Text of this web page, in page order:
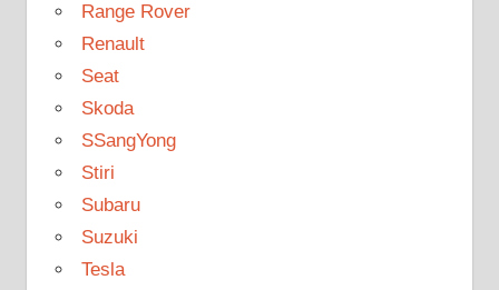
Range Rover
Renault
Seat
Skoda
SSangYong
Stiri
Subaru
Suzuki
Tesla